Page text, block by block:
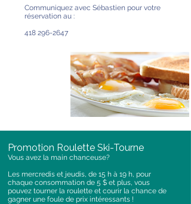
Communiquez avec Sébastien pour votre
réservation au :
418 296-2647
Promotion Roulette Ski-Tourne
Vous avez la main chanceuse?
Les mercredis et jeudis, de 15 h à 19 h, pour
chaque consommation de 5 $ et plus, vous
pouvez tourner la roulette et courir la chance de
gagner une foule de prix intéressants !